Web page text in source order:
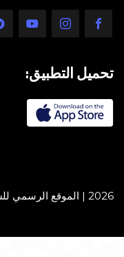
تحميل التطبيق:
2026 | الموقع الرسمي للشيخ جيل صادق